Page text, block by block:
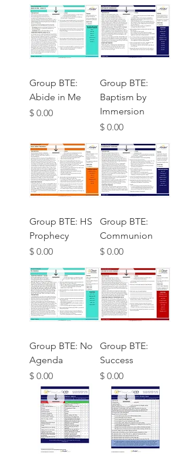
Group BTE:
Baptism by
Immersion
מחיר
Group BTE:
Abide in Me
מחיר
Group BTE:
Communion
מחיר
Group BTE: HS
Prophecy
מחיר
Group BTE:
Success
מחיר
Group BTE: No
Agenda
מחיר